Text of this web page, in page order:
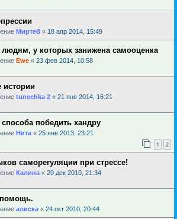
Миртеб « 18 апр 2014, 15:49
у которых занижена самооценка
Ewe « 23 фев 2014, 10:58
истории
tunechka 2 « 21 янв 2014, 16:21
победить хандру
Нита « 25 янв 2013, 23:21
1 2
саморегуляции при стрессе!
Калина « 20 дек 2010, 21:34
алиска « 24 окт 2010, 20:44